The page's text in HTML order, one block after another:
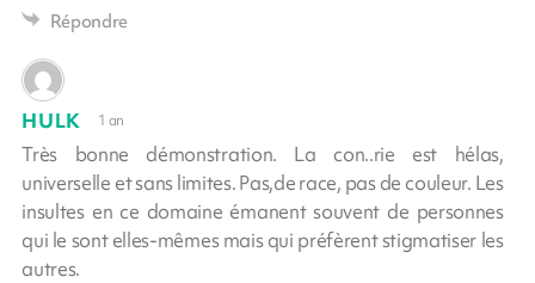
Répondre
HULK 1 an
Très bonne démonstration. La con..rie est hélas,
universelle et sans limites. Pas,de race, pas de couleur. Les
insultes en ce domaine émanent souvent de personnes
qui le sont elles-mêmes mais qui préfèrent stigmatiser les
autres.